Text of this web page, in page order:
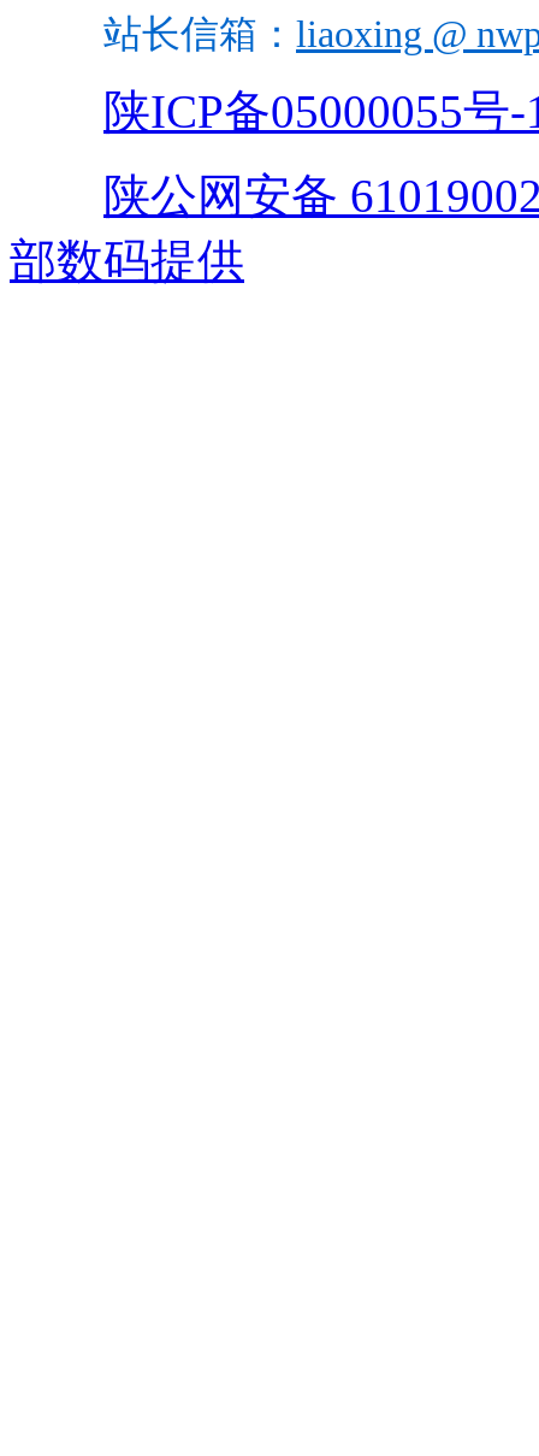
站长信箱： liaoxing @
陕ICP备05000055号-
陕公网安备
部数码提供